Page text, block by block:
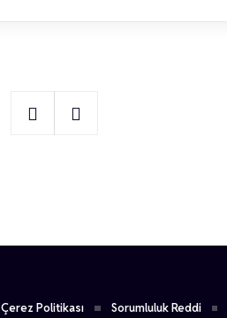
Çerez Politikası Sorumluluk Reddi